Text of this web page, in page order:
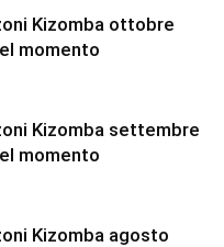
Kizomba ottobre
momento
Kizomba settembre
momento
Kizomba agosto